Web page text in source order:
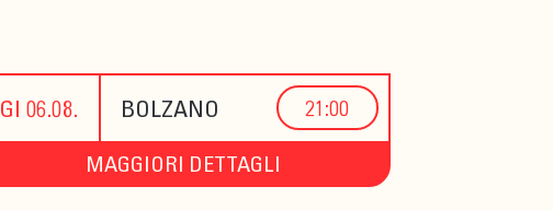
GI 06.08. BOLZANO 21:00
MAGGIORI DETTAGLI